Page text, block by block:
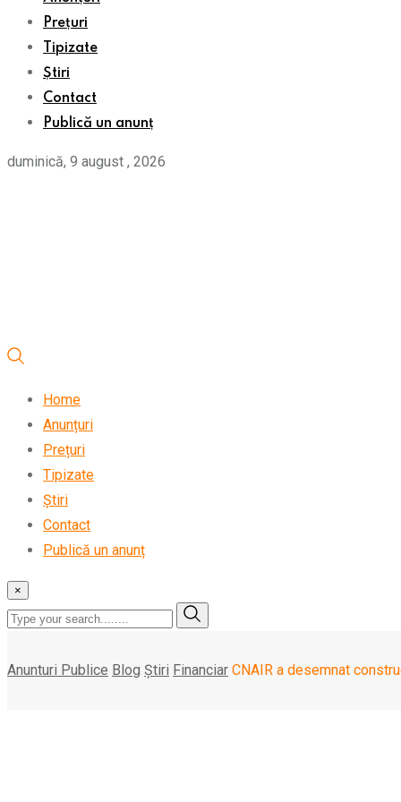
Prețuri
Tipizate
Știri
Contact
Publică un anunț
duminică, 9 august , 2026
Home
Anunțuri
Prețuri
Tipizate
Știri
Contact
Publică un anunț
×
Anunturi Publice Blog Știri Financiar CNAIR a desemnat